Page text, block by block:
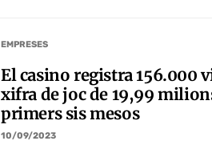
EMPRESES
El casino registra 156.000
xifra de joc de 19,99
primers sis mesos
10/09/2023